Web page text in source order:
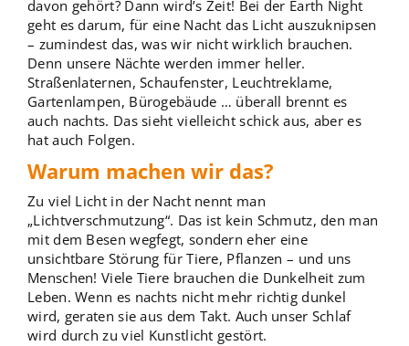
davon gehört? Dann wird’s Zeit! Bei der Earth Night
geht es darum, für eine Nacht das Licht auszuknipsen
– zumindest das, was wir nicht wirklich brauchen.
Denn unsere Nächte werden immer heller.
Straßenlaternen, Schaufenster, Leuchtreklame,
Gartenlampen, Bürogebäude … überall brennt es
auch nachts. Das sieht vielleicht schick aus, aber es
hat auch Folgen.
Warum machen wir das?
Zu viel Licht in der Nacht nennt man
„Lichtverschmutzung“. Das ist kein Schmutz, den man
mit dem Besen wegfegt, sondern eher eine
unsichtbare Störung für Tiere, Pflanzen – und uns
Menschen! Viele Tiere brauchen die Dunkelheit zum
Leben. Wenn es nachts nicht mehr richtig dunkel
wird, geraten sie aus dem Takt. Auch unser Schlaf
wird durch zu viel Kunstlicht gestört.